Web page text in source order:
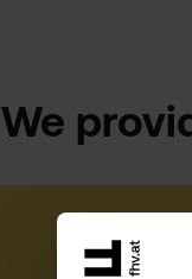
We